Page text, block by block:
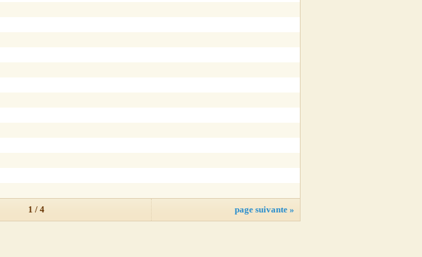
1 / 4
page suivante »